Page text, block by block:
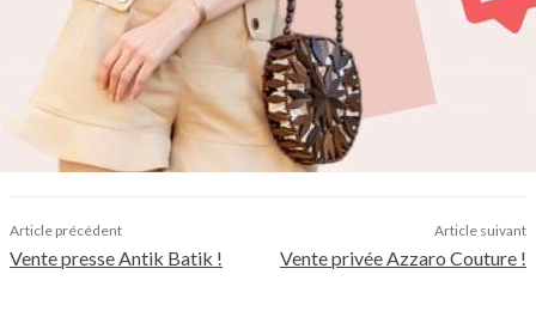
Article précédent
Vente presse Antik Batik !
Article suivant
Vente privée Azzaro Couture !